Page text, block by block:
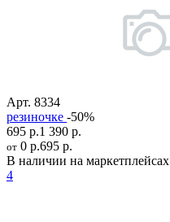
Арт. 8334
резиночке -50%
695 р.1 390 р.
от 0 р.695 р.
В наличии на маркетплейсах
4